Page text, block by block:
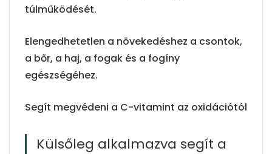
túlműködését.
Elengedhetetlen a növekedéshez a csontok,
a bőr, a haj, a fogak és a fogíny
egészségéhez.
Segít megvédeni a C-vitamint az oxidációtól
Külsőleg alkalmazva segít a